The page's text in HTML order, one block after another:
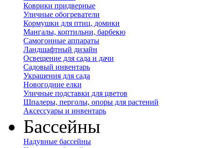
Коврики придверные
Уличные обогреватели
Кормушки для птиц, домики
Мангалы, коптильни, барбекю
Самогонные аппараты
Ландшафтный дизайн
Освещение для сада и дачи
Садовый инвентарь
Украшения для сада
Новогодние елки
Уличные подставки для цветов
Шпалеры, перголы, опоры для растений
Аксессуары и инвентарь
Бассейны
Надувные бассейны